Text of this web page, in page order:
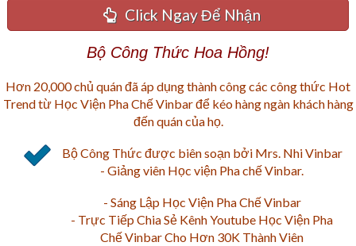
Click Ngay Để Nhận
Bộ Công Thức Hoa Hồng!
Hơn 20,000 chủ quán đã áp dụng thành công các công thức Hot
Trend từ Học Viện Pha Chế Vinbar để kéo hàng ngàn khách hàng
đến quán của họ.
Bộ Công Thức được biên soạn bởi Mrs. Nhi Vinbar
- Giảng viên Học viện Pha chế Vinbar.
- Sáng Lập Học Viện Pha Chế Vinbar
- Trực Tiếp Chia Sẻ Kênh Youtube Học Viện Pha
Chế Vinbar Cho Hơn 30K Thành Viên